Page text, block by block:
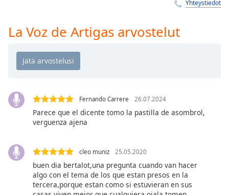
Descriptions
descriptions
off,
Subtitles
subtitles
settings,
subtitles
settings
dialog
subtitles
Yhteystiedot
La Voz de Artigas arvostelut
Fernando Carrere 26.07.2024
Parece que el dicente tomo la pastilla de asombrol,
verguenza ajena
cleo muniz 25.05.2020
buen dia bertalot,una pregunta cuando van hacer
algo con el tema de los que estan presos en la
tercera,porque estan como si estuvieran en sus